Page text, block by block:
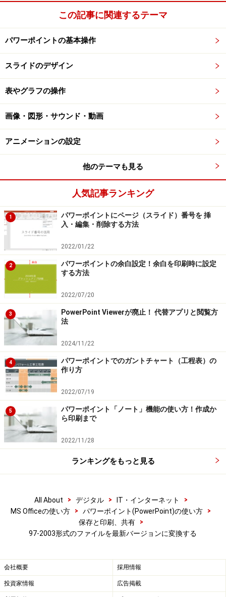
か利用できないのです。
※記事内容は執筆時点のものです。最新の内容をご確認くださ
い。
※OSやアプリ、ソフトのバージョンによっては画面表示、操作方
法が異なる可能性があります。
1/2 次のページへ
この記事に関連するテーマ
パワーポイントの基本操作
スライドのデザイン
表やグラフの操作
画像・図形・サウンド・動画
アニメーションの設定
他のテーマも見る
人気記事ランキング
1
パワーポイントにページ（スライド）番号を 挿
入・編集・削除する方法
2022/01/22
2
パワーポイントの余白設定！余白を印刷時に設定
する方法
2022/07/20
3
PowerPoint Viewerが廃止！ 代替アプリと閲覧方
法
2024/11/22
4
パワーポイントでのガントチャート（工程表）の
作り方
2022/07/19
5
パワーポイント「ノート」機能の使い方！作成か
ら印刷まで
2022/11/28
ランキングをもっと見る
All About > デジタル > IT・インターネット
>
MS Officeの使い方
> パワーポイント(PowerPoint)の使い方
>
保存と印刷、共有
>
97-2003形式のファイルを最新バージョンに変換する
会社概要 採用情報
投資家情報 広告掲載